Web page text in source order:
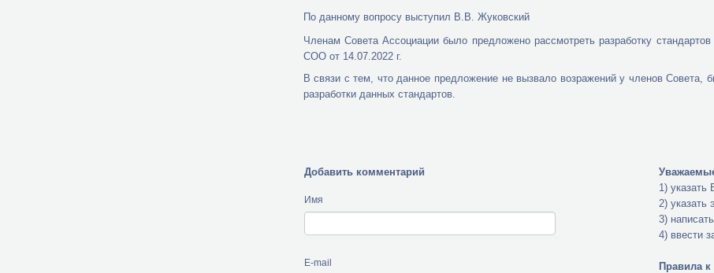
По данному вопросу выступил В.В. Жуковский
Членам Совета Ассоциации было предложено рассмотреть разработку
СОО от 14.07.2022 г.
В связи с тем, что данное предложение не вызвало возражений у членов Совета,
разработки данных стандартов.
Добавить комментарий
Имя
E-mail
1)
2) указать
3)
4) ввести
Правила